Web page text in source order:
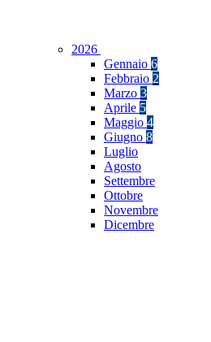
2026
Gennaio 6
Febbraio 2
Marzo 3
Aprile 5
Maggio 4
Giugno 8
Luglio
Agosto
Settembre
Ottobre
Novembre
Dicembre